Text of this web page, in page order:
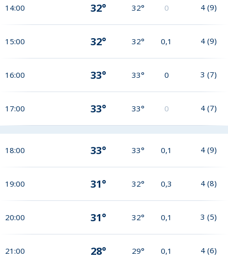
14:00 32° 32° 0 4 (9)
15:00 32° 32° 0,1 4 (9)
16:00 33° 33° 0 3 (7)
17:00 33° 33° 0 4 (7)
18:00 33° 33° 0,1 4 (9)
19:00 31° 32° 0,3 4 (8)
20:00 31° 32° 0,1 3 (5)
21:00 28° 29° 0,1 4 (6)